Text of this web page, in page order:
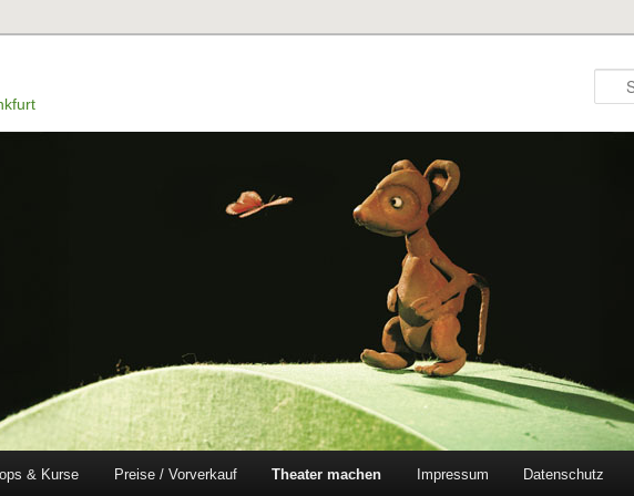
& Kurse Preise / Vorverkauf Theater machen Impressum Datenschutz